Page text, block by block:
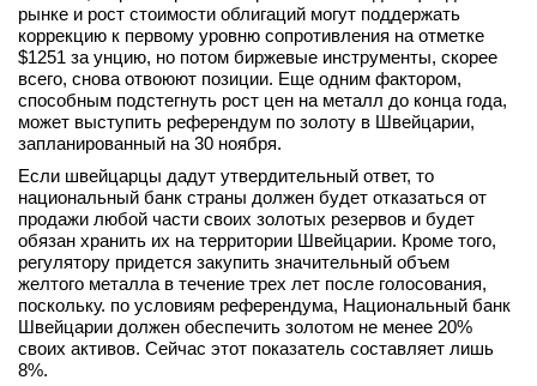
рынке и рост стоимости облигаций могут поддержать
коррекцию к первому уровню сопротивления на отметке
$1251 за унцию, но потом биржевые инструменты, скорее
всего, снова отвоюют позиции. Еще одним фактором,
способным подстегнуть рост цен на металл до конца года,
может выступить референдум по золоту в Швейцарии,
запланированный на 30 ноября.
Если швейцарцы дадут утвердительный ответ, то
национальный банк страны должен будет отказаться от
продажи любой части своих золотых резервов и будет
обязан хранить их на территории Швейцарии. Кроме того,
регулятору придется закупить значительный объем
желтого металла в течение трех лет после голосования,
поскольку. по условиям референдума, Национальный банк
Швейцарии должен обеспечить золотом не менее 20%
своих активов. Сейчас этот показатель составляет лишь
8%.